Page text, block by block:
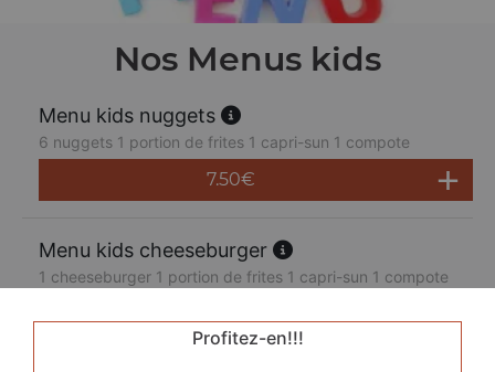
Nos Menus kids
Menu kids nuggets
6 nuggets 1 portion de frites 1 capri-sun 1 compote
7.50€
Menu kids cheeseburger
1 cheeseburger 1 portion de frites 1 capri-sun 1 compote
Profitez-en!!!